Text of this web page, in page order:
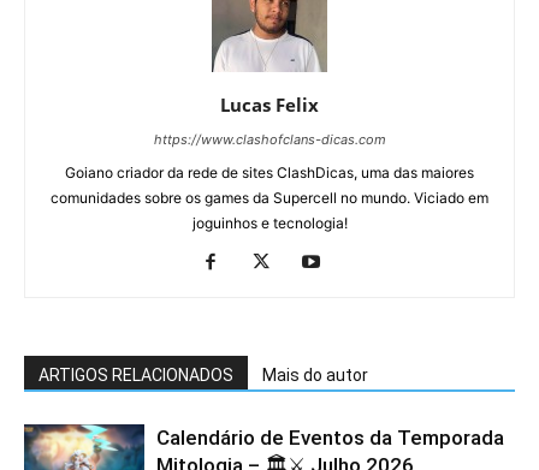
Lucas Felix
https://www.clashofclans-dicas.com
Goiano criador da rede de sites ClashDicas, uma das maiores
comunidades sobre os games da Supercell no mundo. Viciado em
joguinhos e tecnologia!
ARTIGOS RELACIONADOS Mais do autor
Calendário de Eventos da Temporada